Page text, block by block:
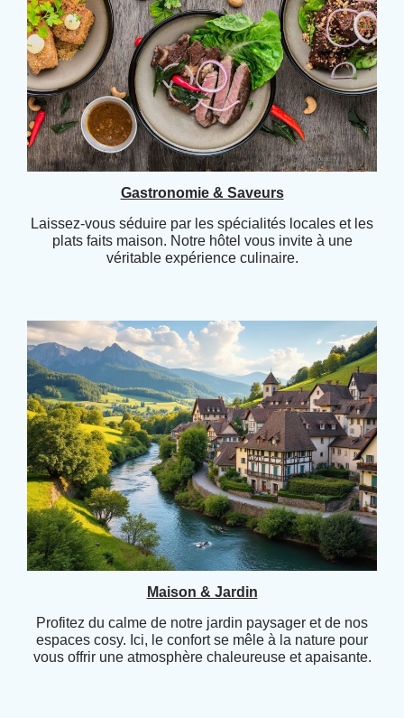
Gastronomie & Saveurs
Laissez-vous séduire par les spécialités locales et les
plats faits maison. Notre hôtel vous invite à une
véritable expérience culinaire.
Maison & Jardin
Profitez du calme de notre jardin paysager et de nos
espaces cosy. Ici, le confort se mêle à la nature pour
vous offrir une atmosphère chaleureuse et apaisante.